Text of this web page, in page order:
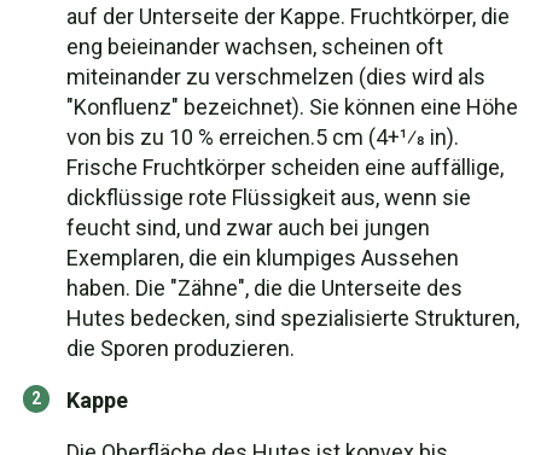
auf der Unterseite der Kappe. Fruchtkörper, die
eng beieinander wachsen, scheinen oft
miteinander zu verschmelzen (dies wird als
"Konfluenz" bezeichnet). Sie können eine Höhe
von bis zu 10 % erreichen.5 cm (4+1⁄8 in).
Frische Fruchtkörper scheiden eine auffällige,
dickflüssige rote Flüssigkeit aus, wenn sie
feucht sind, und zwar auch bei jungen
Exemplaren, die ein klumpiges Aussehen
haben. Die "Zähne", die die Unterseite des
Hutes bedecken, sind spezialisierte Strukturen,
die Sporen produzieren.
Kappe